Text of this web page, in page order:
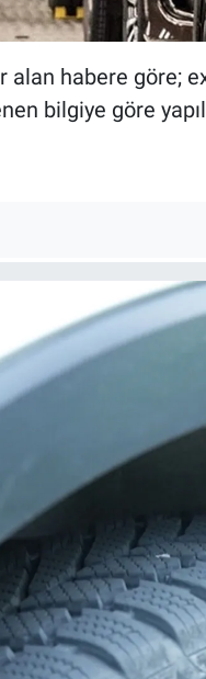
alan habere göre;
bilgiye göre